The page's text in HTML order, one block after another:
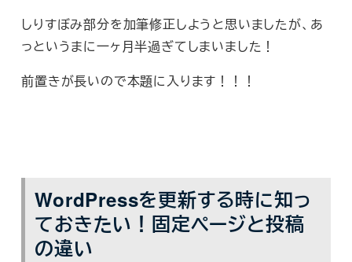
しりすぼみ部分を加筆修正しようと思いましたが、あ
っというまに一ヶ月半過ぎてしまいました！
前置きが長いので本題に入ります！！！
WordPressを更新する時に知っ
ておきたい！固定ページと投稿
の違い